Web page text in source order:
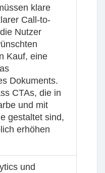
klare
Call-to-
Nutzer
Kauf, eine
Dokuments.
CTAs, die in
und mit
gestaltet sind,
erhöhen
und